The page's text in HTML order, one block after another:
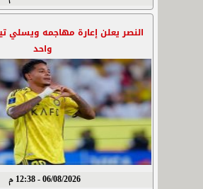
النصر يعلن إعارة مهاجمه ويسلي
واحد
06/08/2026 - 12:38 م